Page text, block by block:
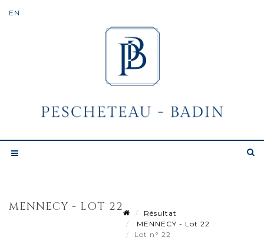
MENNECY - LOT 22
Résultat
MENNECY - Lot 22
Lot n° 22